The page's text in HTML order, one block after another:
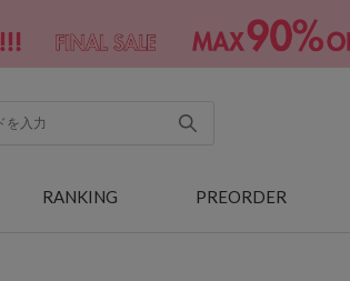
RANKING PREORDER